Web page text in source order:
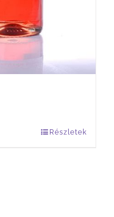
Részletek